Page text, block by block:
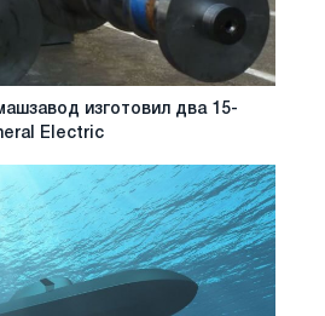
изготовил два 15-
Electric